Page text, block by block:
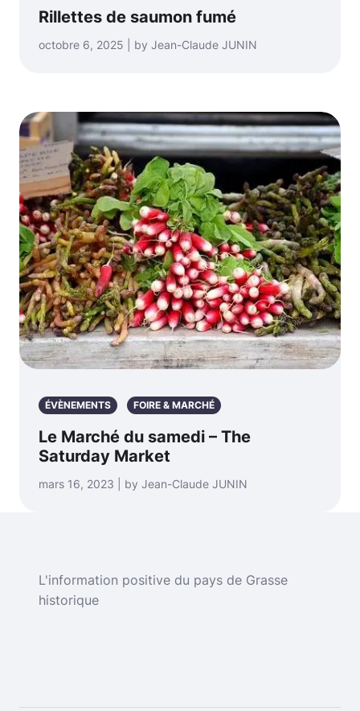
Rillettes de saumon fumé
octobre 6, 2025 | by Jean-Claude JUNIN
ÉVÈNEMENTS FOIRE & MARCHÉ
Le Marché du samedi – The
Saturday Market
mars 16, 2023 | by Jean-Claude JUNIN
L'information positive du pays de Grasse
historique